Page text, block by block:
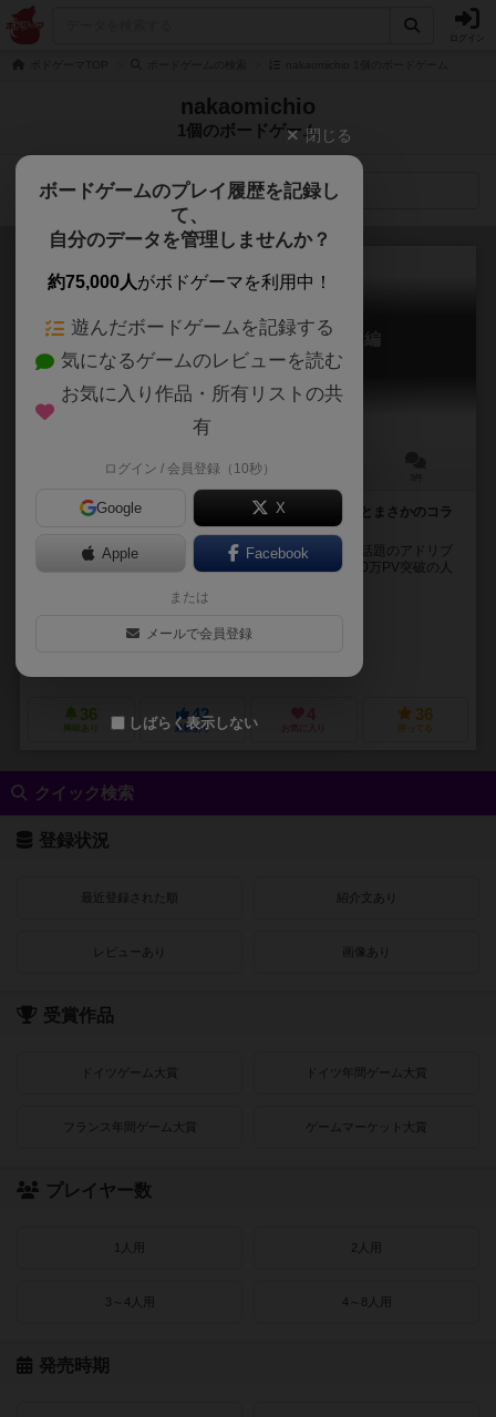
nakaomichio
1個のボードゲーム
検索メニュー
キャット&チョコレート オカルト編
Cat & Chocolate: Occult
20分前後
人気アドリブカードゲームがオカルト系WEBメディアとまさかのコラ
UFO！ネッシー！超能力！怪奇現象！呪いの人形！ 超話題のアドリブ
カードゲーム「キャット&チョコレート」が、月間5000万PV突破の人
nakaomichio
36
興味あり
42
経験あり お気に入り
36
持ってる
クイック検索
登録状況
最近登録された順 紹介文あり
レビューあり 画像あり
受賞作品
ドイツゲーム大賞 ドイツ年間ゲーム大賞
フランス年間ゲーム大賞 ゲームマーケット大賞
プレイヤー数
1人用 2人用
3～4人用 4～8人用
発売時期
閉じる
ボードゲームのプレイ履歴を記録し
て、
自分のデータを管理しませんか？
約75,000人がボドゲーマを利用中！
遊んだボードゲームを記録する
気になるゲームのレビューを読む
お気に入り作品・所有リストの共
有
ログイン / 会員登録（10秒）
Google X
Apple Facebook
または
メールで会員登録
しばらく表示しない